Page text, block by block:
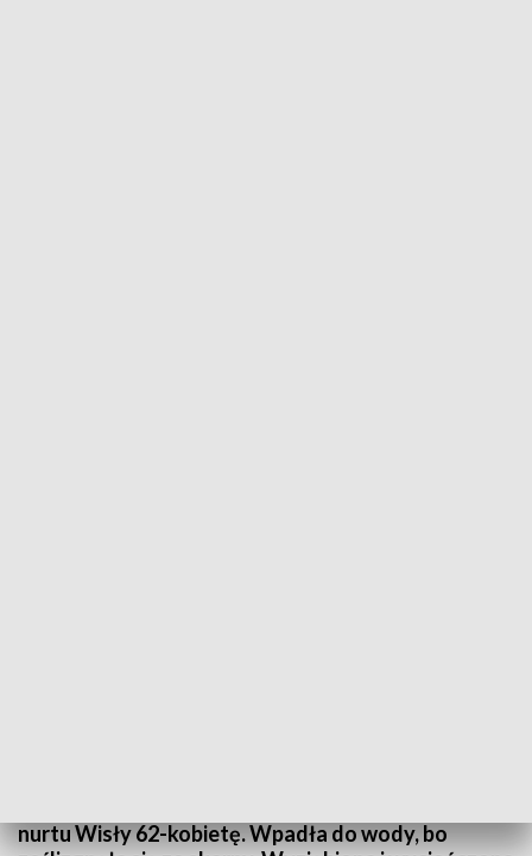
nurtu Wisły 62-kobietę. Wpadła do wody, bo